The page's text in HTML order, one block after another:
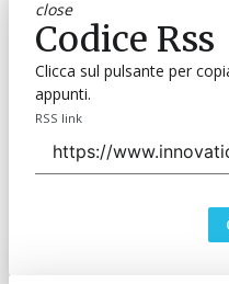
close
Codice Rss
Clicca sul pulsante per
appunti.
RSS link